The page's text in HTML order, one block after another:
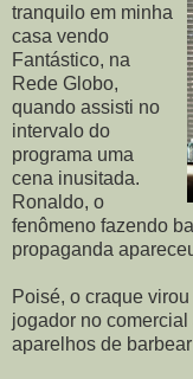
tranquilo em minha
casa vendo
Fantástico, na
Rede Globo,
quando assisti no
intervalo do
programa uma
cena inusitada.
Ronaldo, o
fenômeno fazendo
propaganda
Poisé, o craque
jogador no
aparelhos de